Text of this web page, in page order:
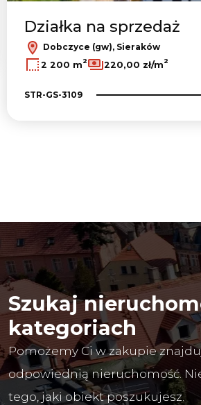
Działka na sprzedaż
Dobczyce (gw), Sieraków
2 200 m2 220,00 zł/m2
STR-GS-3109
Szukaj
kategoriach
Pomożemy Ci w zakupie
odpowiednią nieruchomość.
tego, jaki obiekt poszukujesz.